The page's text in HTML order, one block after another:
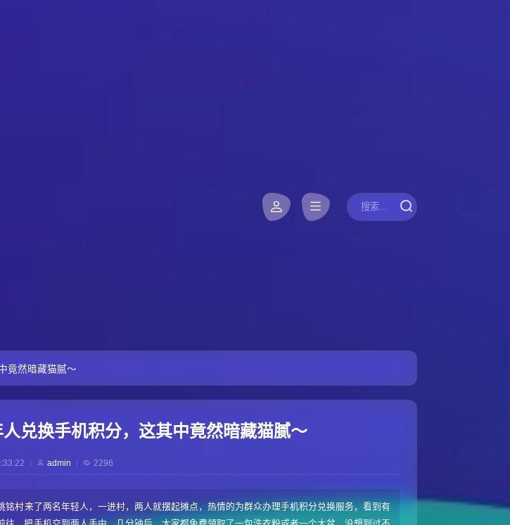
竟然暗藏猫腻～
兑换手机积分，这其中竟然暗藏猫腻～
admin 2296
铭村来了两名年轻人，一进村，两人就摆起摊点，热情的为群众办理手机积分兑换服务，看到有